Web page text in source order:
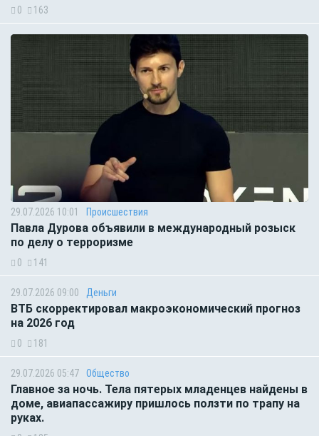
0 163
29.07.2026 10:01 Происшествия
Павла Дурова объявили в международный розыск
по делу о терроризме
0 141
29.07.2026 09:00 Деньги
ВТБ скорректировал макроэкономический прогноз
на 2026 год
0 181
29.07.2026 05:47 Общество
Главное за ночь. Тела пятерых младенцев найдены в
доме, авиапассажиру пришлось ползти по трапу на
руках.